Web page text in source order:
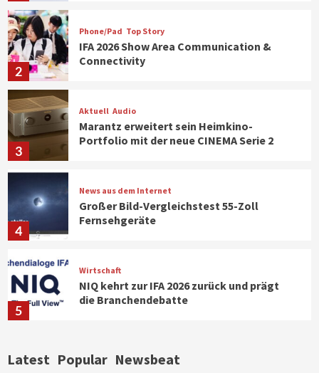
2
Phone/Pad Top Story
IFA 2026 Show Area Communication &
Connectivity
3
Aktuell Audio
Marantz erweitert sein Heimkino-
Portfolio mit der neue CINEMA Serie 2
4
News aus dem Internet
Großer Bild-Vergleichstest 55-Zoll
Fernsehgeräte
5
Wirtschaft
NIQ kehrt zur IFA 2026 zurück und prägt
die Branchendebatte
CHERRY baut Vertriebsteam in
Latest Popular Newsbeat